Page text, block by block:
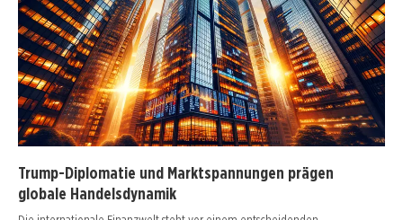
Trump-Diplomatie und Marktspannungen prägen
globale Handelsdynamik